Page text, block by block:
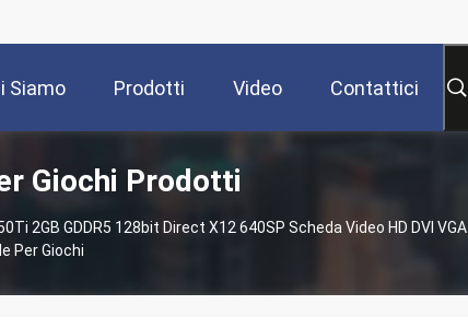
Siamo Prodotti Video Contattici
Giochi Prodotti
2GB GDDR5 128bit Direct X12 640SP Scheda Video HD DVI VGA
Per Giochi